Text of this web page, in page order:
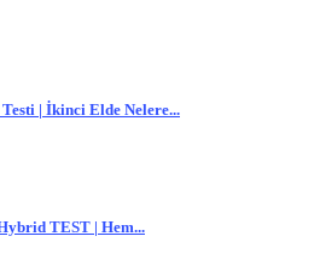
| İkinci Elde Nelere...
TEST | Hem...